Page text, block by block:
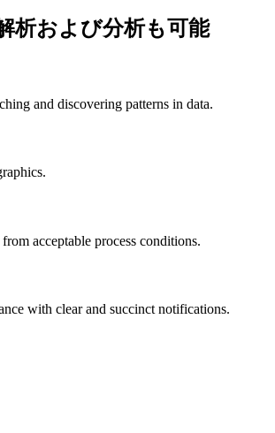
析および分析も可能
and discovering patterns in data.
acceptable process conditions.
with clear and succinct notifications.